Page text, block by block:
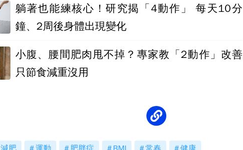
躺著也能練核心！研究揭「4動作」 每天10分
鐘、2周後身體出現變化
小腹、腰間肥肉甩不掉？專家教「2動作」改善
只節食減重沒用